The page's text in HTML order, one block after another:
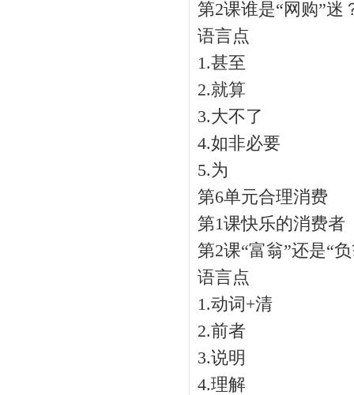
第2课谁是“网购”迷
语言点
1.甚至
2.就算
3.大不了
4.如非必要
5.为
第6单元合理消费
第1课快乐的消费者
第2课“富翁”还是“
语言点
1.动词+清
2.前者
3.说明
4.理解